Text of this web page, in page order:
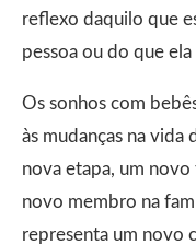
reflexo daquilo que
pessoa ou do que
Os sonhos com
às mudanças na vida
nova etapa, um novo
novo membro na
representa um novo